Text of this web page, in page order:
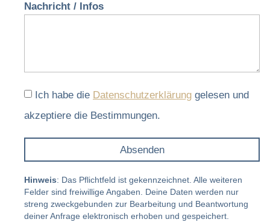
Nachricht / Infos
Ich habe die Datenschutzerklärung gelesen und
akzeptiere die Bestimmungen.
Absenden
Hinweis: Das Pflichtfeld ist gekennzeichnet. Alle weiteren
Felder sind freiwillige Angaben. Deine Daten werden nur
streng zweckgebunden zur Bearbeitung und Beantwortung
deiner Anfrage elektronisch erhoben und gespeichert.